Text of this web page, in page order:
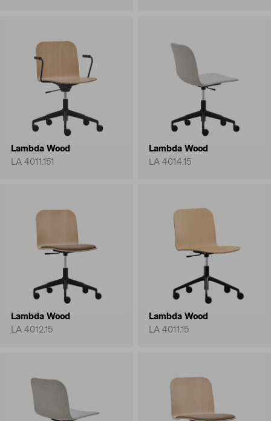
Lambda Wood
LA 4011.151
Lambda Wood
LA 4014.15
Lambda Wood
LA 4012.15
Lambda Wood
LA 4011.15